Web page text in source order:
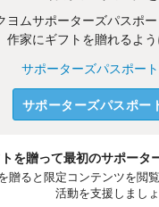
ヨムサポーターズパスポー
作家にギフトを贈れるよう
サポーターズパスポー
サポーターズパスポー
を贈って最初のサポータ
贈ると限定コンテンツを閲
活動を支援しましょ